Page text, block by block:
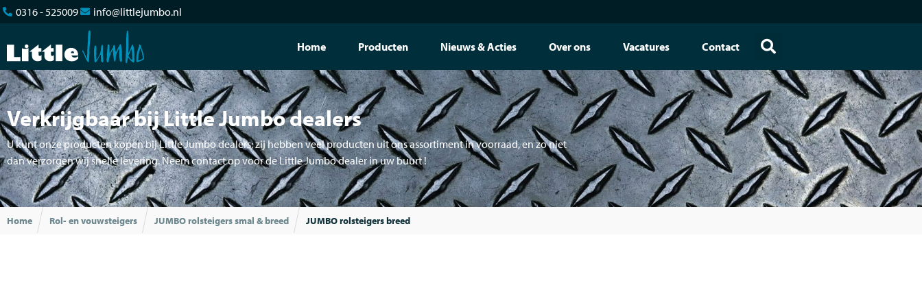
0316 - 525009 info@littlejumbo.nl
Home Producten Nieuws & Acties Over ons Vacatures Contact
Verkrijgbaar bij Little Jumbo dealers
U kunt onze producten kopen bij Little Jumbo dealers; zij hebben veel producten uit ons assortiment in voorraad, en zo niet
dan verzorgen wij snelle levering. Neem contact op voor de Little Jumbo dealer in uw buurt !
Home Rol- en vouwsteigers JUMBO rolsteigers smal & breed JUMBO rolsteigers breed